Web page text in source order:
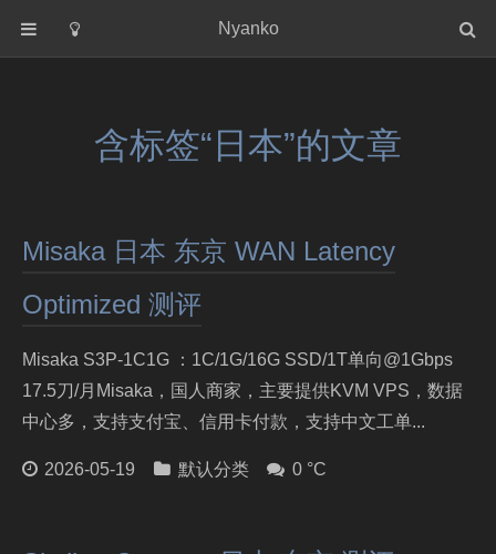
Nyanko
默认分类含标签“日本”的文章
Misaka 日本 东京 WAN Latency
Optimized 测评
Misaka S3P-1C1G ：1C/1G/16G SSD/1T单向@1Gbps
17.5刀/月Misaka，国人商家，主要提供KVM VPS，数据
中心多，支持支付宝、信用卡付款，支持中文工单...
2026-05-19 默认分类 0 °C